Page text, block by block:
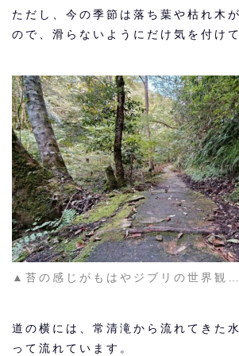
ただし、今の季節は落ち葉や枯れ木
ので、滑らないようにだけ気を付け
▲苔の感じがもはやジブリの世界観…
道の横には、常清滝から流れてきた
って流れています。